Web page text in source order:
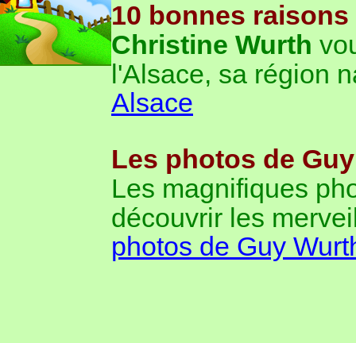
10 bonnes
Christine Wurth
l'Alsace, sa région
Alsace
Les photos de
Les magnifiques
découvrir les
photos de Guy